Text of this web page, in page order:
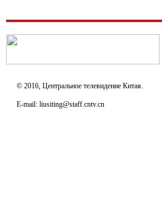
© 2016, Центральное телевидение Китая.
E-mail: liusiting@staff.cntv.cn